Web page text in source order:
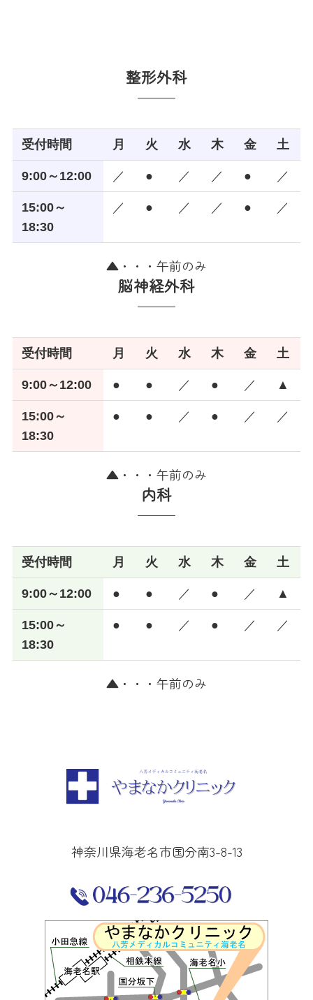
整形外科
受付時間 月 火 水 木 金 土
9:00～12:00 ／ ● ／ ／ ● ／
15:00～
18:30
／ ● ／ ／ ● ／
▲・・・午前のみ
脳神経外科
受付時間 月 火 水 木 金 土
9:00～12:00 ● ● ／ ● ／ ▲
15:00～
18:30
● ● ／ ● ／ ／
▲・・・午前のみ
内科
受付時間 月 火 水 木 金 土
9:00～12:00 ● ● ／ ● ／ ▲
15:00～
18:30
● ● ／ ● ／ ／
▲・・・午前のみ
神奈川県海老名市国分南3-8-13